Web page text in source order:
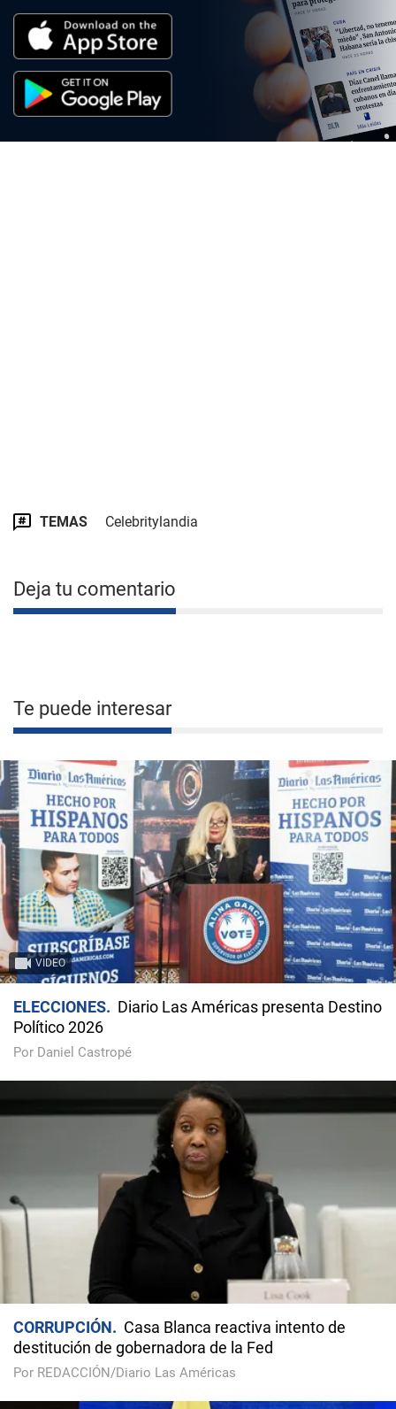
TEMAS Celebritylandia
Deja tu comentario
Te puede interesar
VIDEO
ELECCIONES
Diario Las Américas presenta Destino
Político 2026
Por Daniel Castropé
CORRUPCIÓN
Casa Blanca reactiva intento de
destitución de gobernadora de la Fed
Por REDACCIÓN/Diario Las Américas